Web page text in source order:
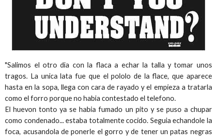
"Salimos el otro dia con la flaca a echar la talla y tomar unos
tragos. La unica lata fue que el pololo de la flace, que aparece
hasta en la sopa, llega con cara de rayado y el empieza a tratarla
como el forro porque no habia contestado el telefono.
El huevon tonto ya se habia fumado un pito y se puso a chupar
como condenado... estaba totalmente cocido. Seguia echandole la
foca, acusandola de ponerle el gorro y de tener un patas negras